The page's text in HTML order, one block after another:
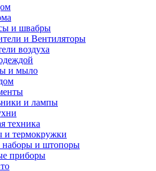
и швабры
и Вентиляторы
воздуха
и мыло
и лампы
техника
и термокружки
и штопоры
приборы